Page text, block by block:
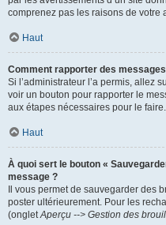
comprenez pas les raisons de votre
Haut
Comment rapporter des
Si l’administrateur l’a permis, allez
voir un bouton pour rapporter le
aux étapes nécessaires pour le faire.
Haut
À quoi sert le bouton «
message ?
Il vous permet de sauvegarder des
poster ultérieurement. Pour les
(ongletAperçu --> Gestion des